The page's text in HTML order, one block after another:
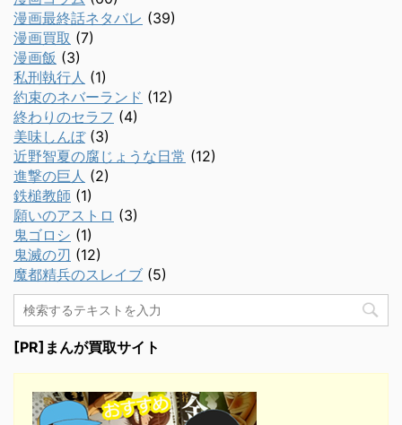
漫画最終話ネタバレ (39)
漫画買取 (7)
漫画飯 (3)
私刑執行人 (1)
約束のネバーランド (12)
終わりのセラフ (4)
美味しんぼ(3)
近野智夏の腐じょうな日常 (12)
進撃の巨人 (2)
鉄槌教師 (1)
願いのアストロ (3)
鬼ゴロシ (1)
鬼滅の刃 (12)
魔都精兵のスレイブ (5)
[PR]まんが買取サイト